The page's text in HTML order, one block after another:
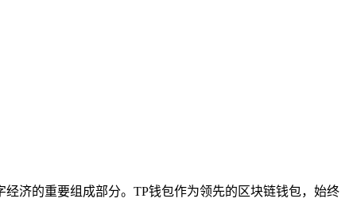
济的重要组成部分。TP钱包作为领先的区块链钱包，始终